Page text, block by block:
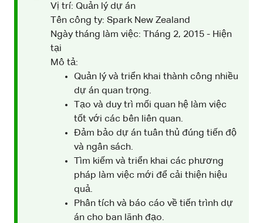
Vị trí: Quản lý dự án
Tên công ty: Spark New Zealand
Ngày tháng làm việc: Tháng 2, 2015 - Hiện
tại
Mô tả:
Quản lý và triển khai thành công nhiều
dự án quan trọng.
Tạo và duy trì mối quan hệ làm việc
tốt với các bên liên quan.
Đảm bảo dự án tuân thủ đúng tiến độ
và ngân sách.
Tìm kiếm và triển khai các phương
pháp làm việc mới để cải thiện hiệu
quả.
Phân tích và báo cáo về tiến trình dự
án cho ban lãnh đạo.